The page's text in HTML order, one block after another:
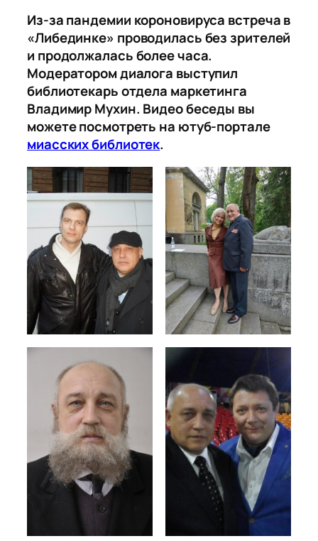
Из-за пандемии короновируса встреча в
«Либединке» проводилась без зрителей
и продолжалась более часа.
Модератором диалога выступил
библиотекарь отдела маркетинга
Владимир Мухин. Видео беседы вы
можете посмотреть на ютуб-портале
миасских библиотек.